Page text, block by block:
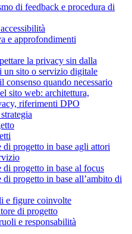
di feedback e procedura di
e approfondimenti
la privacy sin dalla
un sito o servizio digitale
consenso quando necessario
sito web: architettura,
riferimenti DPO
progetto in base agli attori
progetto in base al focus
progetto in base all’ambito di
e figure coinvolte
di progetto
e responsabilità